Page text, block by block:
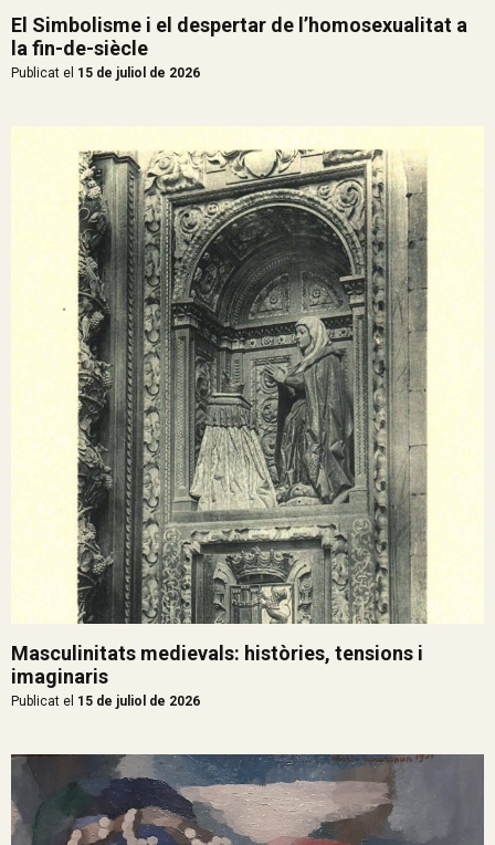
El Simbolisme i el despertar de l’homosexualitat a
la fin-de-siècle
Publicat el 15 de juliol de 2026
Masculinitats medievals: històries, tensions i
imaginaris
Publicat el 15 de juliol de 2026